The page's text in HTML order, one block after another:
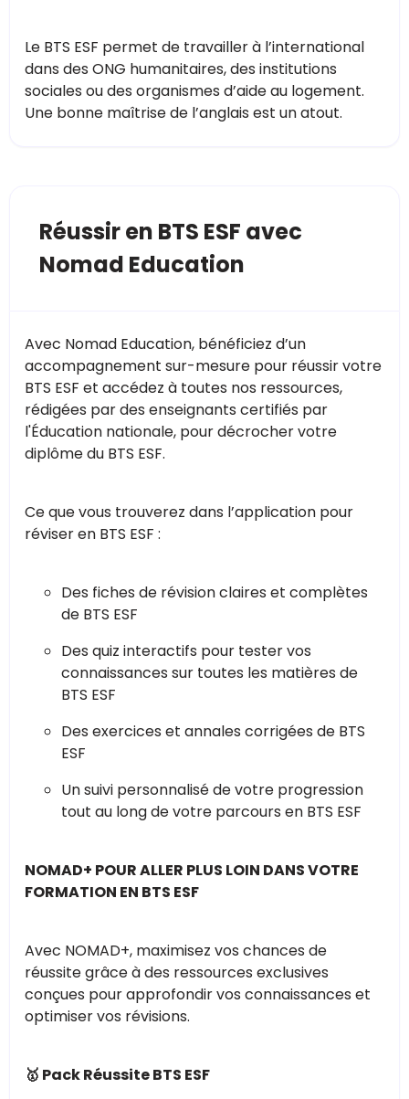
Le BTS ESF permet de travailler à l’international
dans des ONG humanitaires, des institutions
sociales ou des organismes d’aide au logement.
Une bonne maîtrise de l’anglais est un atout.
Réussir en BTS ESF avec
Nomad Education
Avec Nomad Education, bénéficiez d’un
accompagnement sur-mesure pour réussir votre
BTS ESF et accédez à toutes nos ressources,
rédigées par des enseignants certifiés par
l'Éducation nationale, pour décrocher votre
diplôme du BTS ESF.
Ce que vous trouverez dans l’application pour
réviser en BTS ESF :
Des fiches de révision claires et complètes
de BTS ESF
Des quiz interactifs pour tester vos
connaissances sur toutes les matières de
BTS ESF
Des exercices et annales corrigées de BTS
ESF
Un suivi personnalisé de votre progression
tout au long de votre parcours en BTS ESF
NOMAD+ POUR ALLER PLUS LOIN DANS VOTRE
FORMATION EN BTS ESF
Avec NOMAD+, maximisez vos chances de
réussite grâce à des ressources exclusives
conçues pour approfondir vos connaissances et
optimiser vos révisions.
🥇 Pack Réussite BTS ESF